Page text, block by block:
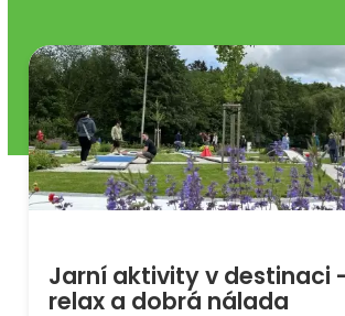
Jarní aktivity v destinaci
relax a dobrá nálada